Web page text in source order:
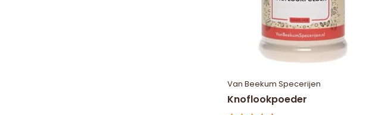
Van Beekum Specerijen
Knoflookpoeder